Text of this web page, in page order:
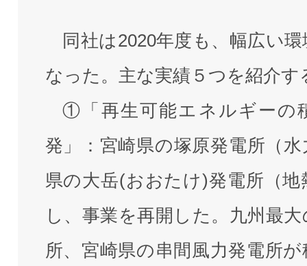
同社は2020年度も、幅広い
なった。主な実績５つを紹介す
①「再生可能エネルギーの
発」：宮崎県の塚原発電所（水
県の大岳(おおたけ)発電所（地
し、事業を再開した。九州最
所、宮崎県の串間風力発電所